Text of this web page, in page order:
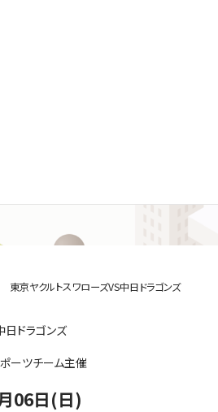
東京ヤクルトスワローズVS中日ドラゴンズ
日ドラゴンズ
ポーツチーム主催
06日(日)